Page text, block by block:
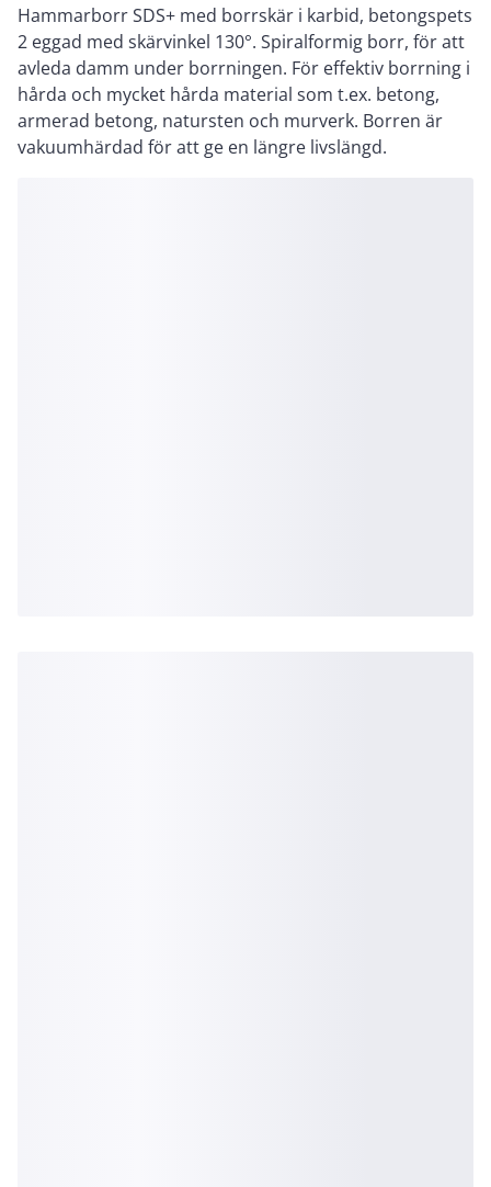
Hammarborr SDS+ med borrskär i karbid, betongspets
2 eggad med skärvinkel 130°. Spiralformig borr, för att
avleda damm under borrningen. För effektiv borrning i
hårda och mycket hårda material som t.ex. betong,
armerad betong, natursten och murverk. Borren är
vakuumhärdad för att ge en längre livslängd.